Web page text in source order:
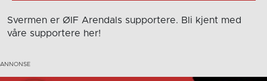
Svermen er ØIF Arendals supportere. Bli kjent med
våre supportere her!